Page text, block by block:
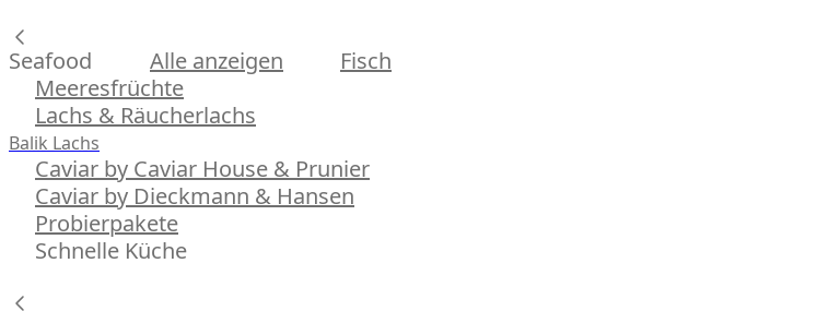
Seafood Alle anzeigen
Fisch
Meeresfrüchte
Lachs & Räucherlachs
Balik Lachs
Caviar by Caviar House & Prunier
Caviar by Dieckmann & Hansen
Probierpakete
Schnelle Küche